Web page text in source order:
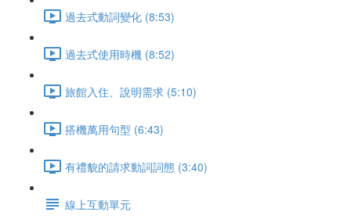
過去式動詞變化 (8:53)
過去式使用時機 (8:52)
旅館入住、說明需求 (5:10)
搭機萬用句型 (6:43)
有禮貌的請求動詞詞態 (3:40)
線上互動單元